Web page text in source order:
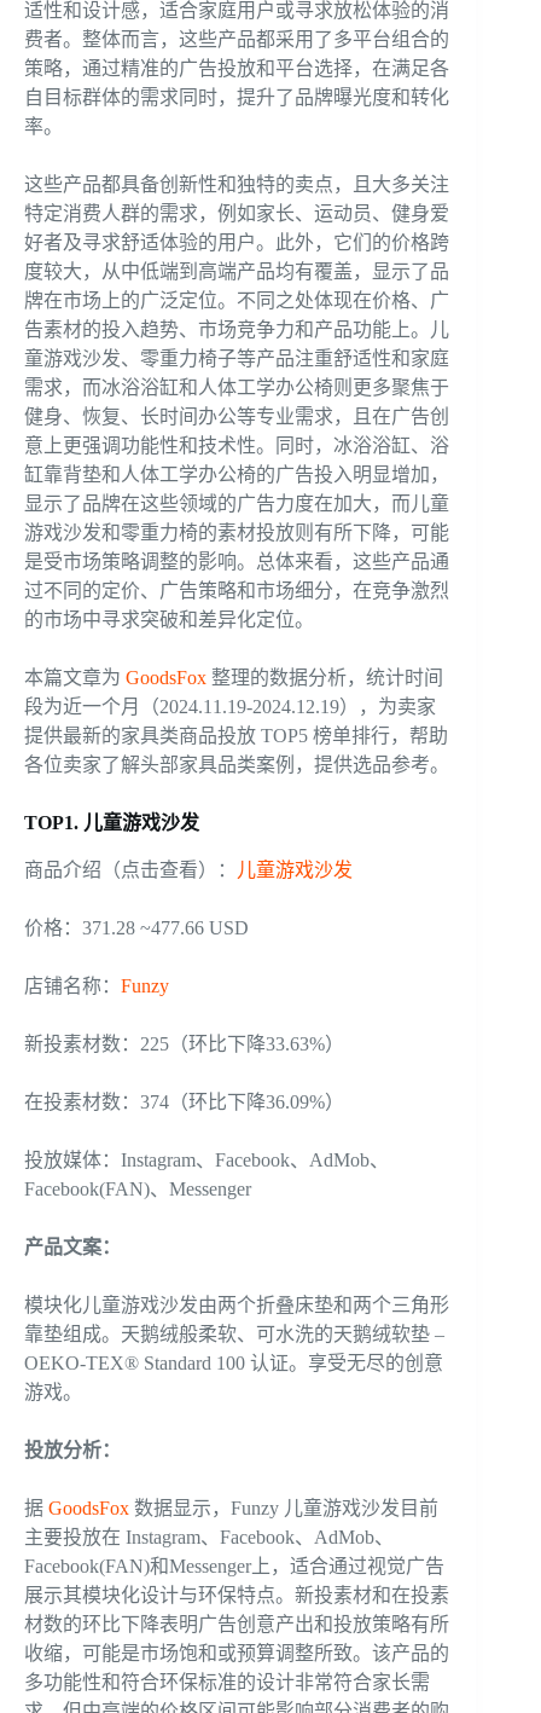
适性和设计感，适合家庭用户或寻求放松体验的消
费者。整体而言，这些产品都采用了多平台组合的
策略，通过精准的广告投放和平台选择，在满足各
自目标群体的需求同时，提升了品牌曝光度和转化
率。
这些产品都具备创新性和独特的卖点，且大多关注
特定消费人群的需求，例如家长、运动员、健身爱
好者及寻求舒适体验的用户。此外，它们的价格跨
度较大，从中低端到高端产品均有覆盖，显示了品
牌在市场上的广泛定位。不同之处体现在价格、广
告素材的投入趋势、市场竞争力和产品功能上。儿
童游戏沙发、零重力椅子等产品注重舒适性和家庭
需求，而冰浴浴缸和人体工学办公椅则更多聚焦于
健身、恢复、长时间办公等专业需求，且在广告创
意上更强调功能性和技术性。同时，冰浴浴缸、浴
缸靠背垫和人体工学办公椅的广告投入明显增加，
显示了品牌在这些领域的广告力度在加大，而儿童
游戏沙发和零重力椅的素材投放则有所下降，可能
是受市场策略调整的影响。总体来看，这些产品通
过不同的定价、广告策略和市场细分，在竞争激烈
的市场中寻求突破和差异化定位。
本篇文章为 GoodsFox 整理的数据分析，统计时间
段为近一个月（2024.11.19-2024.12.19），为卖家
提供最新的家具类商品投放 TOP5 榜单排行，帮助
各位卖家了解头部家具品类案例，提供选品参考。
TOP1. 儿童游戏沙发
商品介绍（点击查看）： 儿童游戏沙发
价格：371.28 ~477.66 USD
店铺名称： Funzy
新投素材数：225（环比下降33.63%）
在投素材数：374（环比下降36.09%）
投放媒体：Instagram、Facebook、AdMob、
Facebook(FAN)、Messenger
产品文案：
模块化儿童游戏沙发由两个折叠床垫和两个三角形
靠垫组成。天鹅绒般柔软、可水洗的天鹅绒软垫 –
OEKO-TEX® Standard 100 认证。享受无尽的创意
游戏。
投放分析：
据 GoodsFox 数据显示，Funzy 儿童游戏沙发目前
主要投放在 Instagram、Facebook、AdMob、
Facebook(FAN)和Messenger上，适合通过视觉广告
展示其模块化设计与环保特点。新投素材和在投素
材数的环比下降表明广告创意产出和投放策略有所
收缩，可能是市场饱和或预算调整所致。该产品的
多功能性和符合环保标准的设计非常符合家长需